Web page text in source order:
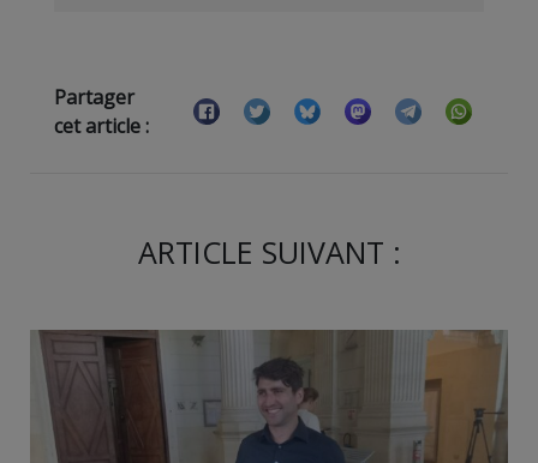
Partager
cet article :
ARTICLE SUIVANT :